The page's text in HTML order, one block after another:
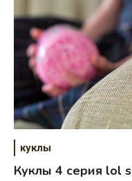
куклы
Куклы 4 серия lol